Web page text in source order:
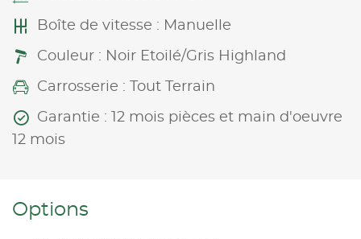
Boîte de vitesse : Manuelle
Couleur : Noir Etoilé/Gris Highland
Carrosserie : Tout Terrain
Garantie : 12 mois pièces et main d'oeuvre
12 mois
Options